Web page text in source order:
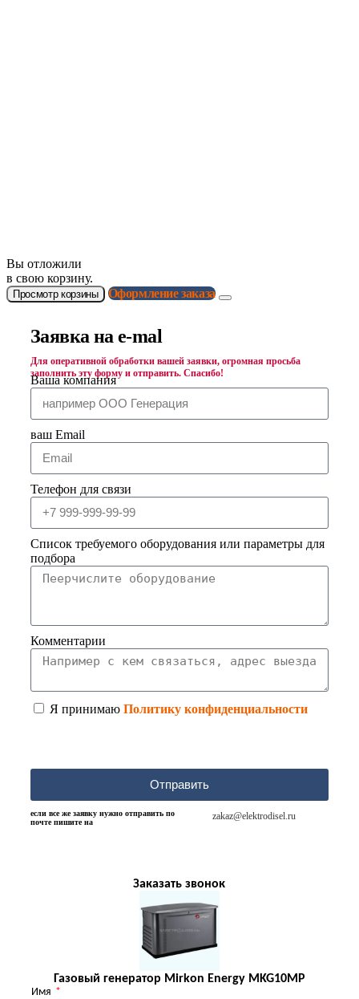
Вы отложили
в свою корзину.
Просмотр корзины Оформление заказа
Заявка на e-mal
Для оперативной обработки вашей заявки, огромная просьба
заполнить эту форму и отправить. Спасибо!
Ваша компания
ваш Email
Телефон для связи
Список требуемого оборудования или параметры для
подбора
Комментарии
Я принимаю Политику конфиденциальности
Отправить
если все же заявку нужно отправить по
почте пишите на
zakaz@elektrodisel.ru
Заказать звонок
Газовый генератор Mirkon Energy MKG10MP
Имя